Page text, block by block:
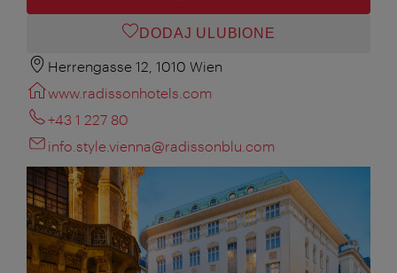
DODAJ ULUBIONE
Herrengasse 12, 1010 Wien
www.radissonhotels.com
+43 1 227 80
info.style.vienna@radissonblu.com